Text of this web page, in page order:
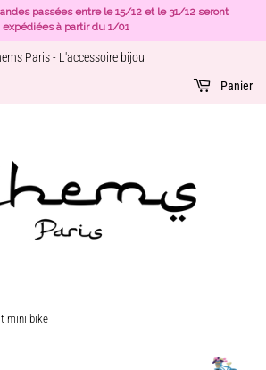
passées entre le 15/12 et le 31/12 seront
expédiées à partir du 1/01
Paris - L'accessoire bijou
Panier
mini bike